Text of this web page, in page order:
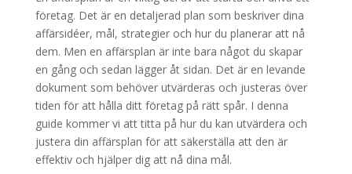
företag. Det är en detaljerad plan som beskriver dina
affärsidéer, mål, strategier och hur du planerar att nå
dem. Men en affärsplan är inte bara något du skapar
en gång och sedan lägger åt sidan. Det är en levande
dokument som behöver utvärderas och justeras över
tiden för att hålla ditt företag på rätt spår. I denna
guide kommer vi att titta på hur du kan utvärdera och
justera din affärsplan för att säkerställa att den är
effektiv och hjälper dig att nå dina mål.